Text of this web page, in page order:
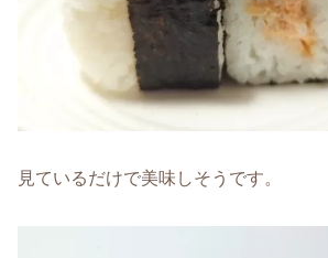
見ているだけで美味しそうです。